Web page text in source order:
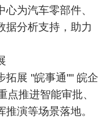
为汽车零部件、
据分析支持，助力
拓展 "皖事通"" 皖企
点推进智能审批、
演等场景落地。